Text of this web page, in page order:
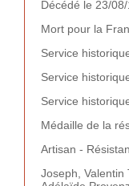
Décédé le 23/
Mort pour la
Service
Service
Service
Médaille de la
Artisan -
Joseph, Valentin